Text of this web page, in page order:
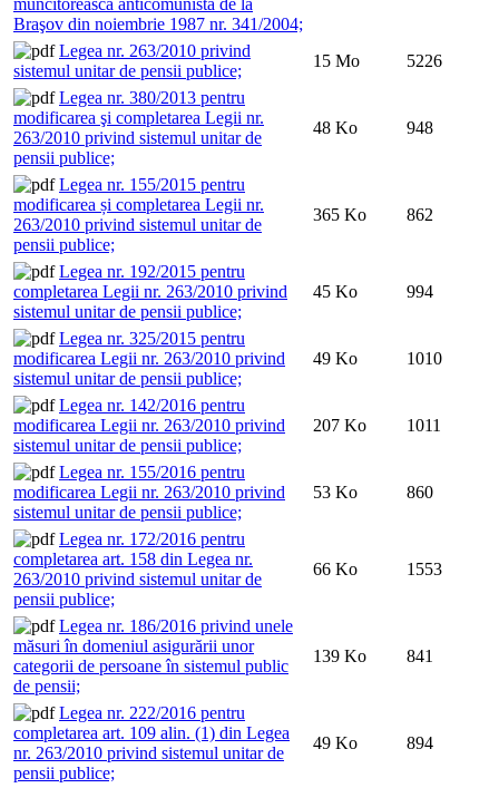
Braşov din noiembrie 1987 nr. 341/2004;
Legea nr. 263/2010 privind
sistemul unitar de pensii publice;
15 Mo
5226
Legea nr. 380/2013 pentru
modificarea şi completarea Legii nr.
263/2010 privind sistemul unitar de
pensii publice;
48 Ko 948
Legea nr. 155/2015 pentru
modificarea și completarea Legii nr.
263/2010 privind sistemul unitar de
pensii publice;
365 Ko 862
Legea nr. 192/2015 pentru
completarea Legii nr. 263/2010 privind
sistemul unitar de pensii publice;
45 Ko 994
Legea nr. 325/2015 pentru
modificarea Legii nr. 263/2010 privind
sistemul unitar de pensii publice;
49 Ko 1010
Legea nr. 142/2016 pentru
modificarea Legii nr. 263/2010 privind
sistemul unitar de pensii publice;
207 Ko 1011
Legea nr. 155/2016 pentru
modificarea Legii nr. 263/2010 privind
sistemul unitar de pensii publice;
53 Ko 860
Legea nr. 172/2016 pentru
completarea art. 158 din Legea nr.
263/2010 privind sistemul unitar de
pensii publice;
66 Ko 1553
Legea nr. 186/2016 privind unele
măsuri în domeniul asigurării unor
categorii de persoane în sistemul public
de pensii;
139 Ko 841
Legea nr. 222/2016 pentru
completarea art. 109 alin. (1) din Legea
nr. 263/2010 privind sistemul unitar de
pensii publice;
49 Ko 894